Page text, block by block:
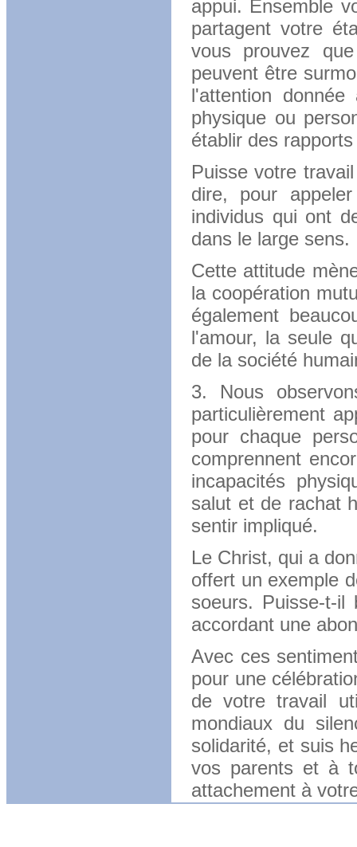
appui. Ensemble
partagent votre
vous prouvez
peuvent être
l'attention
physique ou
établir des
Puisse votre
dire, pour
individus qui ont
dans le large sens.
Cette attitude
la coopération
également
l'amour, la seule
de la société
3. Nous
particulièrement
pour chaque
comprennent
incapacités
salut et de rachat
sentir impliqué.
Le Christ, qui a
offert un exemple
soeurs. Puisse-t-
accordant une
Avec ces
pour une
de votre travail
mondiaux du
solidarité, et suis
vos parents et à
attachement à